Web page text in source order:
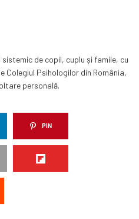
de copil, cuplu și famile, cu
Psihologilor din România,
personală.
PIN